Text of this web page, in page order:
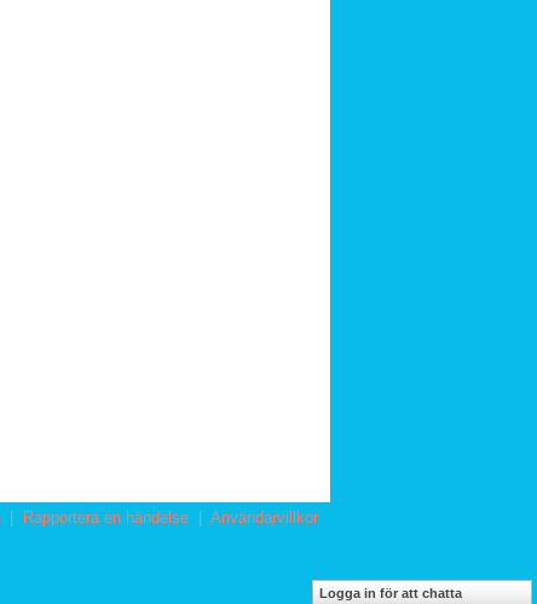
| Rapportera en händelse | Användarvillkor
Logga in för att chatta